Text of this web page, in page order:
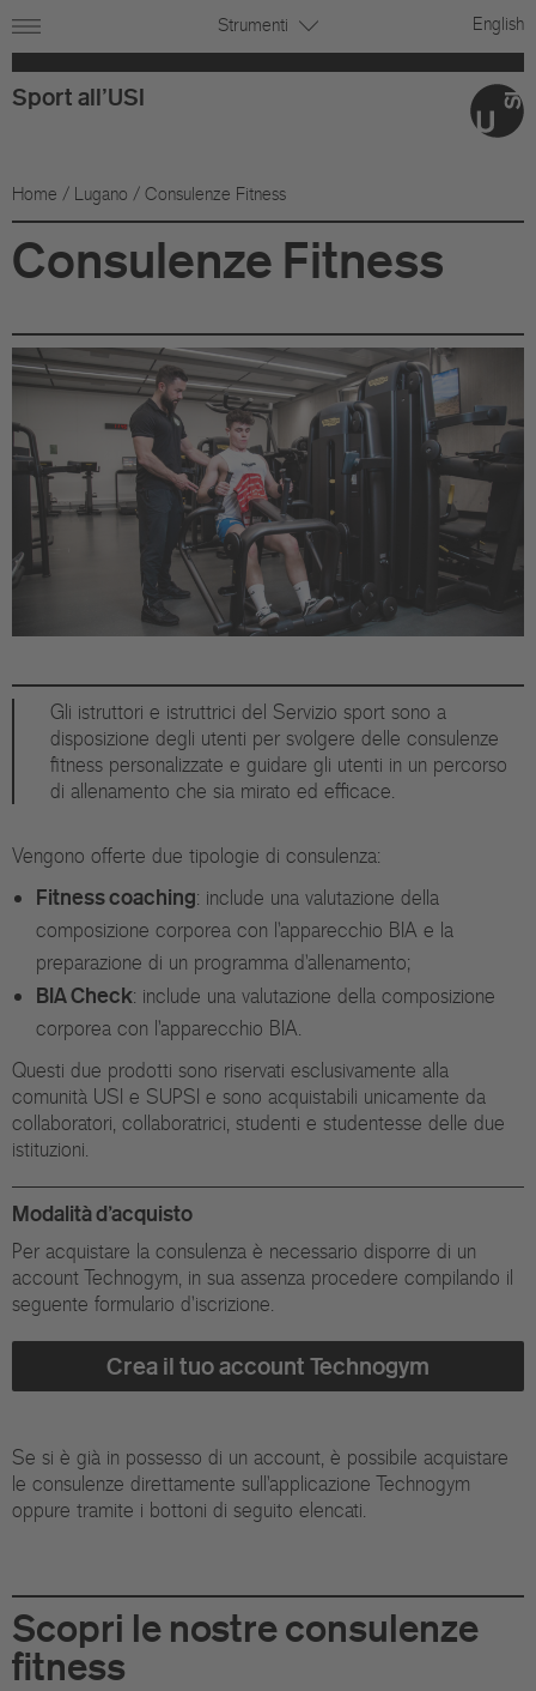
Sport all'USI
Strumenti English
Home / Lugano / Consulenze Fitness
Consulenze Fitness
Gli istruttori e istruttrici del Servizio sport sono a
disposizione degli utenti per svolgere delle consulenze
fitness personalizzate e guidare gli utenti in un percorso
di allenamento che sia mirato ed efficace.
Vengono offerte due tipologie di consulenza:
Fitness coaching: include una valutazione della
composizione corporea con l'apparecchio BIA e la
preparazione di un programma d'allenamento;
BIA Check: include una valutazione della composizione
corporea con l'apparecchio BIA.
Questi due prodotti sono riservati esclusivamente alla
comunità USI e SUPSI e sono acquistabili unicamente da
collaboratori, collaboratrici, studenti e studentesse delle due
istituzioni.
Modalità d'acquisto
Per acquistare la consulenza è necessario disporre di un
account Technogym, in sua assenza procedere compilando il
seguente formulario d'iscrizione.
Crea il tuo account Technogym
Se si è già in possesso di un account, è possibile acquistare
le consulenze direttamente sull'applicazione Technogym
oppure tramite i bottoni di seguito elencati.
Scopri le nostre consulenze
fitness